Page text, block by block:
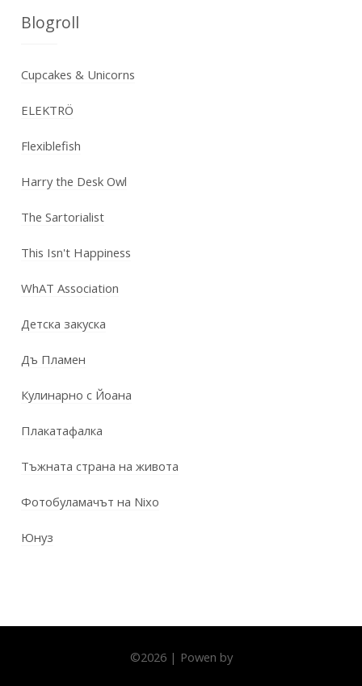
Blogroll
Cupcakes & Unicorns
ELEKTRÖ
Flexiblefish
Harry the Desk Owl
The Sartorialist
This Isn't Happiness
WhAT Association
Детска закуска
Дъ Пламен
Кулинарно с Йоана
Плакатафалка
Тъжната страна на живота
Фотобуламачът на Nixo
Юнуз
©2026 | Powen by